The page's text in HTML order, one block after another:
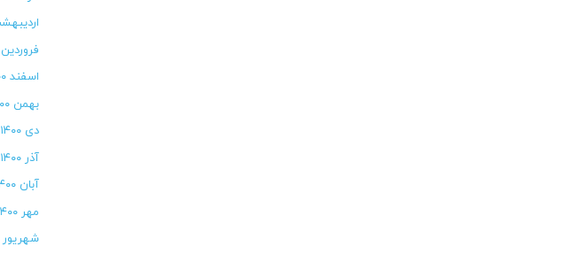
اردیبهشت
فروردین ۱۴۰۱
اسفند ۱۴۰۰
بهمن ۱۴۰۰
دی ۱۴۰۰
آذر ۱۴۰۰
آبان ۱۴۰۰
مهر ۱۴۰۰
شهریور ۱۴۰۰